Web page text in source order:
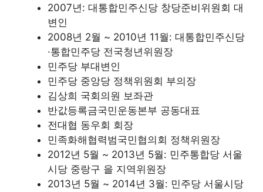
2007년: 대통합민주신당 창당준비위원회 대
변인
2008년 2월 ~ 2010년 11월: 대통합민주신당
·통합민주당 전국청년위원장
민주당 부대변인
민주당 중앙당 정책위원회 부의장
김상희 국회의원 보좌관
반값등록금국민운동본부 공동대표
전대협 동우회 회장
민족화해협력범국민협의회 정책위원장
2012년 5월 ~ 2013년 5월: 민주통합당 서울
시당 중랑구 을 지역위원장
2013년 5월 ~ 2014년 3월: 민주당 서울시당